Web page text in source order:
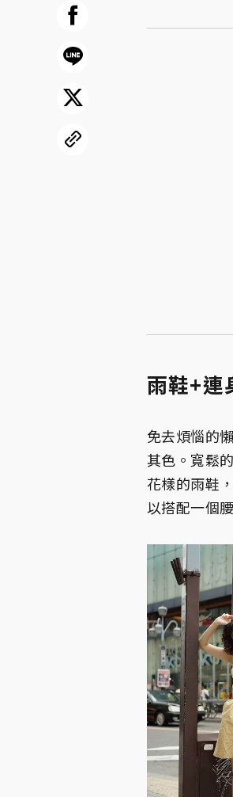
雨鞋+連
免去煩惱的
其色。寬鬆
花樣的雨鞋
以搭配一個